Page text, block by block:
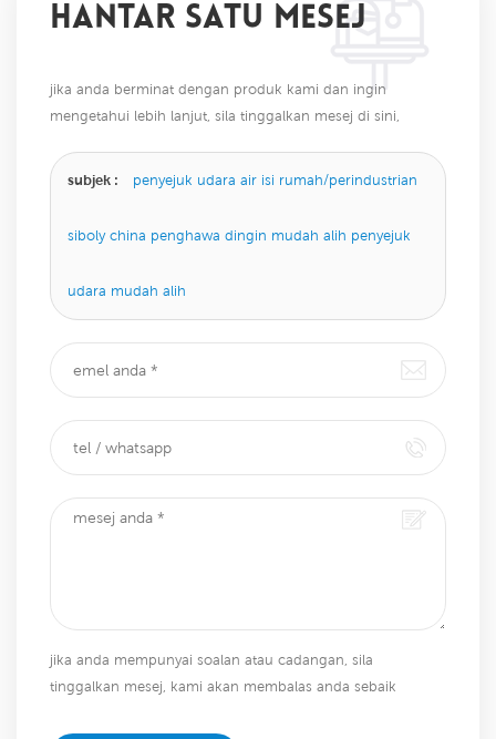
HANTAR SATU MESEJ
jika anda berminat dengan produk kami dan ingin
mengetahui lebih lanjut, sila tinggalkan mesej di sini,
subjek : penyejuk udara air isi rumah/perindustrian
siboly china penghawa dingin mudah alih penyejuk
udara mudah alih
jika anda mempunyai soalan atau cadangan, sila
tinggalkan mesej, kami akan membalas anda sebaik